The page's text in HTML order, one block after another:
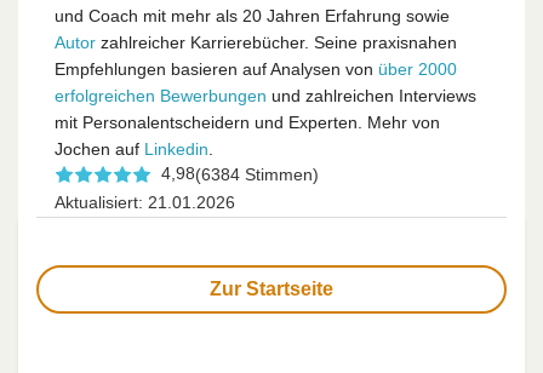
und Coach mit mehr als 20 Jahren Erfahrung sowie
Autor zahlreicher Karrierebücher. Seine praxisnahen
Empfehlungen basieren auf Analysen von über 2000
erfolgreichen Bewerbungen und zahlreichen Interviews
mit Personalentscheidern und Experten. Mehr von
Jochen auf Linkedin
4,98(6384 Stimmen)
Aktualisiert: 21.01.2026
Zur Startseite